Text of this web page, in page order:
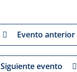
Evento anterior
Siguiente evento